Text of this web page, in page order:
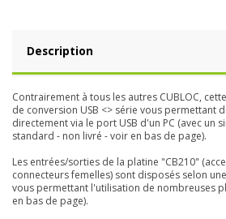
Description
Contrairement à tous les autres CUBLOC,
de conversion USB <> série vous permettant
directement via le port USB d'un PC (avec un
standard - non livré - voir en bas de page).
Les entrées/sorties de la platine "CB210"
connecteurs femelles) sont disposés selon
vous permettant l'utilisation de nombreuses
en bas de page).